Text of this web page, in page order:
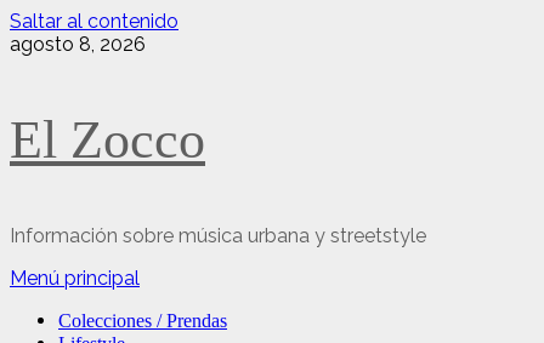
Saltar al contenido
agosto 8, 2026
El Zocco
Información sobre música urbana y streetstyle
Menú principal
Colecciones / Prendas